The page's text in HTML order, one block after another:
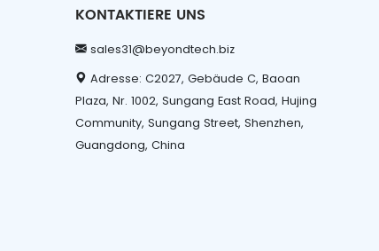
KONTAKTIERE UNS
sales31@beyondtech.biz
Adresse: C2027, Gebäude C, Baoan
Plaza, Nr. 1002, Sungang East Road, Hujing
Community, Sungang Street, Shenzhen,
Guangdong, China